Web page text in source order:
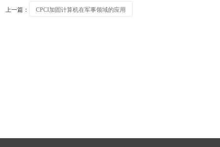
上一篇： CPCI加固计算机在军事领域的应用